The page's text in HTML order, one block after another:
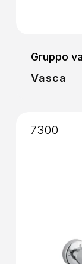
Gruppo
Vasca
7300